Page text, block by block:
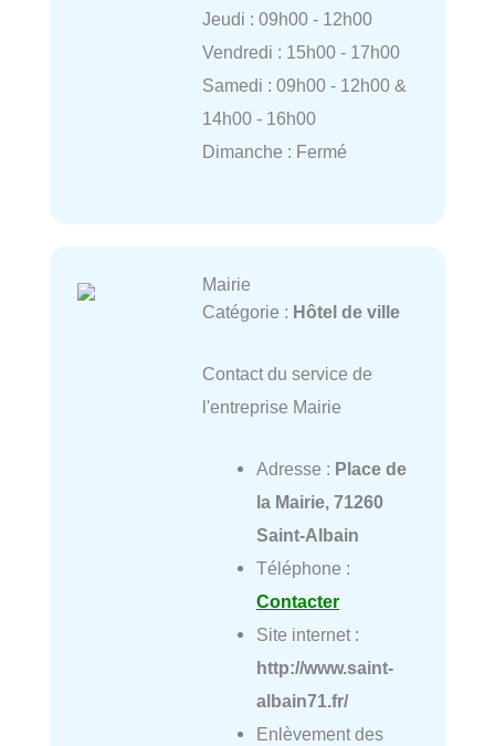
Jeudi : 09h00 - 12h00
Vendredi : 15h00 - 17h00
Samedi : 09h00 - 12h00 &
14h00 - 16h00
Dimanche : Fermé
Mairie
Catégorie : Hôtel de ville
Contact du service de
l'entreprise Mairie
Adresse : Place de
la Mairie, 71260
Saint-Albain
Téléphone :
Contacter
Site internet :
http://www.saint-
albain71.fr/
Enlèvement des